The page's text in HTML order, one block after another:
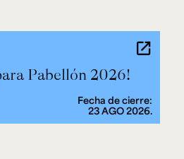
Pabellón 2026!
Fecha de cierre:
23 AGO 2026.